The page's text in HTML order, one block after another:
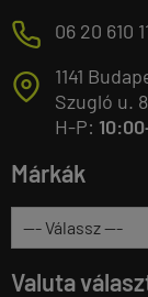
M 06 20 610
T
1141
Szugló u.
H-P:
Márkák
Valuta